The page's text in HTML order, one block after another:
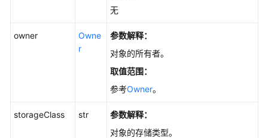
无
owner
Owne
r
参数解释：
对象的所有者。
取值范围：
参考Owner。
storageClass str
参数解释：
对象的存储类型。